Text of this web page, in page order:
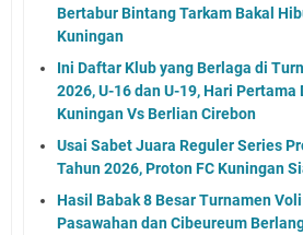
Bertabur Bintang Tarkam Bakal
Kuningan
Ini Daftar Klub yang Berlaga di
2026, U-16 dan U-19, Hari Pertama
Kuningan Vs Berlian Cirebon
Usai Sabet Juara Reguler Series
Tahun 2026, Proton FC Kuningan
Hasil Babak 8 Besar Turnamen
Pasawahan dan Cibeureum